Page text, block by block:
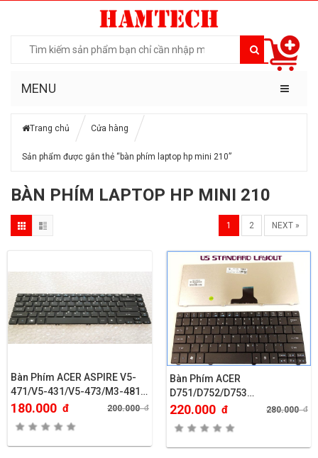
MENU
Trang chủ Cửa hàng
Sản phẩm được gắn thẻ “bàn phím laptop hp mini 210”
BÀN PHÍM LAPTOP HP MINI 210
1 2 NEXT »
Bàn Phím ACER ASPIRE V5-
471/V5-431/V5-473/M3-481…
180.000 đ 200.000đ
Bàn Phím ACER
D751/D752/D753…
220.000 đ 280.000đ